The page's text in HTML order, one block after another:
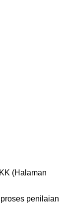
(Halaman
penilaian